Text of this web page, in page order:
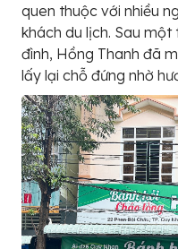
quen thuộc với nhiều
khách du lịch. Sau
đình, Hồng Thanh đã
lấy lại chỗ đứng nhờ